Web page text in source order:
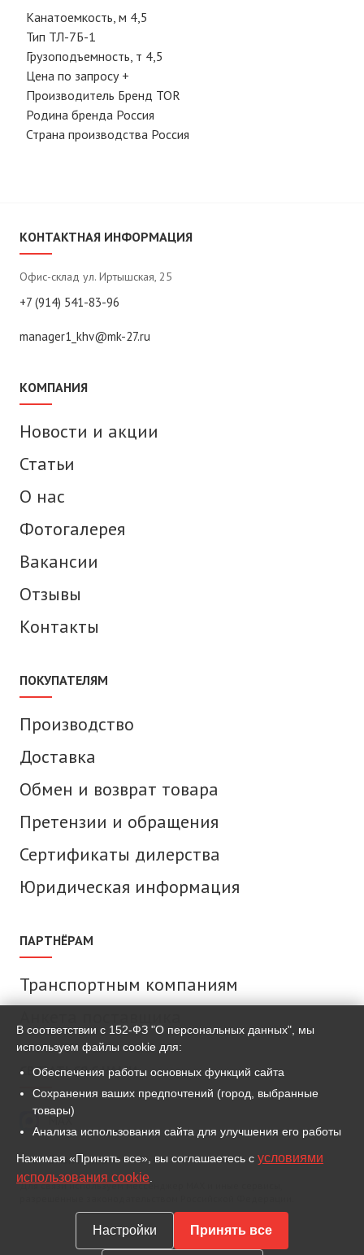
Канатоемкость, м 4,5
Тип ТЛ-7Б-1
Грузоподъемность, т 4,5
Цена по запросу +
Производитель Бренд TOR
Родина бренда Россия
Страна производства Россия
КОНТАКТНАЯ ИНФОРМАЦИЯ
Офис-склад ул. Иртышская, 25
+7 (914) 541-83-96
manager1_khv@mk-27.ru
КОМПАНИЯ
Новости и акции
Статьи
О нас
Фотогалерея
Вакансии
Отзывы
Контакты
ПОКУПАТЕЛЯМ
Производство
Доставка
Обмен и возврат товара
Претензии и обращения
Сертификаты дилерства
Юридическая информация
ПАРТНЁРАМ
Транспортным компаниям
СВЯЗАТЬСЯ С НАМИ
MAX
ВКонтакте
Для связи используем мессенджер MAX и иные сервисы,
В соответствии с 152-ФЗ "О персональных данных", мы
используем файлы cookie для:
Обеспечения работы основных функций сайта
Сохранения ваших предпочтений (город, выбранные
товары)
Анализа использования сайта для улучшения его работы
Нажимая «Принять все», вы соглашаетесь с условиями
использования cookie
Настройки Принять все